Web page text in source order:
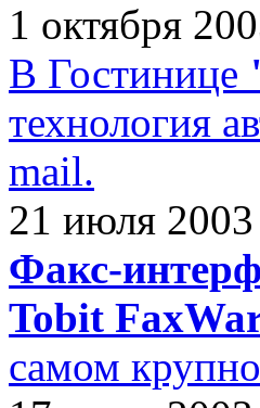
1 октября
В Гостинице
технология
mail.
21 июля 2003
Факс-
Tobit
самом